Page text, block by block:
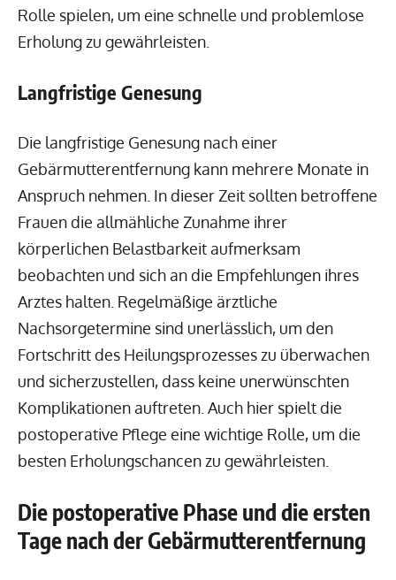
Rolle spielen, um eine schnelle und problemlose
Erholung zu gewährleisten.
Langfristige Genesung
Die langfristige Genesung nach einer
Gebärmutterentfernung kann mehrere Monate in
Anspruch nehmen. In dieser Zeit sollten betroffene
Frauen die allmähliche Zunahme ihrer
körperlichen Belastbarkeit aufmerksam
beobachten und sich an die Empfehlungen ihres
Arztes halten. Regelmäßige ärztliche
Nachsorgetermine sind unerlässlich, um den
Fortschritt des Heilungsprozesses zu überwachen
und sicherzustellen, dass keine unerwünschten
Komplikationen auftreten. Auch hier spielt die
postoperative Pflege eine wichtige Rolle, um die
besten Erholungschancen zu gewährleisten.
Die postoperative Phase und die ersten
Tage nach der Gebärmutterentfernung